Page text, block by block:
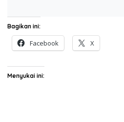
Bagikan ini:
Facebook X
Menyukai ini: